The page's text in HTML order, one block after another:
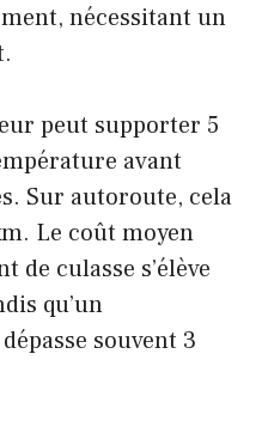
nécessitant un
peut supporter 5
avant
Sur autoroute, cela
Le coût moyen
de culasse s’élève
qu’un
souvent 3